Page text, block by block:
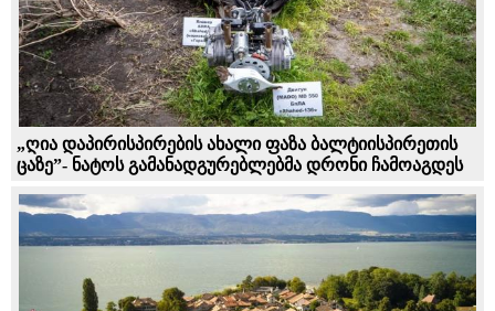
„ღია დაპირისპირების ახალი ფაზა ბალტიისპირეთის
ცაზე”- ნატოს გამანადგურებლებმა დრონი ჩამოაგდეს